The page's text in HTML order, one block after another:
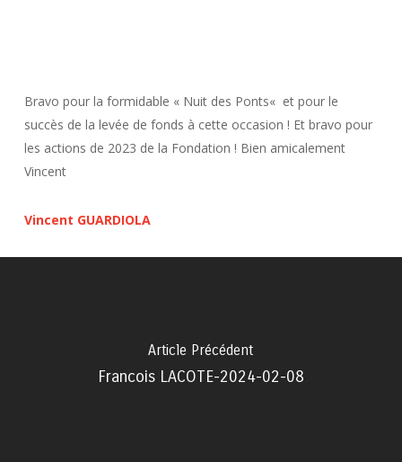
Bravo pour la formidable « Nuit des Ponts« et pour le
succès de la levée de fonds à cette occasion ! Et bravo pour
les actions de 2023 de la Fondation ! Bien amicalement
Vincent
Vincent GUARDIOLA
Article Précédent
Francois LACOTE-2024-02-08